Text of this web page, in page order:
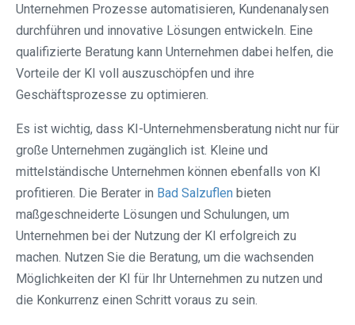
Unternehmen Prozesse automatisieren, Kundenanalysen
durchführen und innovative Lösungen entwickeln. Eine
qualifizierte Beratung kann Unternehmen dabei helfen, die
Vorteile der KI voll auszuschöpfen und ihre
Geschäftsprozesse zu optimieren.
Es ist wichtig, dass KI-Unternehmensberatung nicht nur für
große Unternehmen zugänglich ist. Kleine und
mittelständische Unternehmen können ebenfalls von KI
profitieren. Die Berater in Bad Salzuflen bieten
maßgeschneiderte Lösungen und Schulungen, um
Unternehmen bei der Nutzung der KI erfolgreich zu
machen. Nutzen Sie die Beratung, um die wachsenden
Möglichkeiten der KI für Ihr Unternehmen zu nutzen und
die Konkurrenz einen Schritt voraus zu sein.